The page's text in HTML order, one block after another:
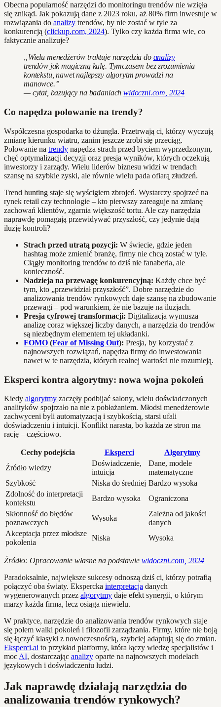
Obecna popularność narzędzi do monitoringu trendów nie wzięła
się znikąd. Jak pokazują dane z 2023 roku, aż 80% firm inwestuje w
rozwiązania do analizy trendów, by nie zostać w tyle za
konkurencją (clickup.com, 2024). Tylko czy każda firma wie, co
faktycznie analizuje?
„Wielu menedżerów traktuje narzędzia do analizy
trendów jak magiczną kulę. Tymczasem bez zrozumienia
kontekstu, nawet najlepszy algorytm prowadzi na
manowce.”
— cytat, bazujący na badaniachwidoczni.com, 2024
Co napędza polowanie na trendy?
Współczesna gospodarka to dżungla. Przetrwają ci, którzy wyczują
zmianę kierunku wiatru, zanim jeszcze zrobi się przeciąg.
Polowanie na trendy napędza strach przed byciem wyprzedzonym,
chęć optymalizacji decyzji oraz presja wyników, których oczekują
inwestorzy i zarządy. Wielu liderów biznesu widzi w trendach
szansę na szybkie zyski, ale równie wielu pada ofiarą złudzeń.
Trend hunting staje się wyścigiem zbrojeń. Wystarczy spojrzeć na
rynek retail czy technologie – kto pierwszy zareaguje na zmianę
zachowań klientów, zgarnia większość tortu. Ale czy narzędzia
naprawdę pomagają przewidywać przyszłość, czy jedynie dają
iluzję kontroli?
Strach przed utratą pozycji: W świecie, gdzie jeden
hashtag może zmienić branżę, firmy nie chcą zostać w tyle.
Ciągły monitoring trendów to dziś nie fanaberia, ale
konieczność.
Nadzieja na przewagę konkurencyjną: Każdy chce być
tym, kto „przewidział przyszłość”. Dobre narzędzie do
analizowania trendów rynkowych daje szansę na zbudowanie
przewagi – pod warunkiem, że nie bazuje na iluzjach.
Presja cyfrowej transformacji: Digitalizacja wymusza
analizę coraz większej liczby danych, a narzędzia do trendów
są niezbędnym elementem tej układanki.
FOMO (Fear of Missing Out): Presja, by korzystać z
najnowszych rozwiązań, napędza firmy do inwestowania
nawet w te narzędzia, których realnej wartości nie rozumieją.
Eksperci kontra algorytmy: nowa wojna pokoleń
Kiedy algorytmy zaczęły podbijać salony, wielu doświadczonych
analityków spojrzało na nie z pobłażaniem. Młodsi menedżerowie
zachwyceni byli automatyzacją i szybkością, starsi ufali
doświadczeniu i intuicji. Konflikt narasta, bo każda ze stron ma
rację – częściowo.
Cechy podejścia Eksperci
Algorytmy
Źródło wiedzy
Doświadczenie,
intuicja
Dane, modele
matematyczne
Szybkość
Niska do średniej Bardzo wysoka
Zdolność do interpretacji
kontekstu
Bardzo wysoka
Ograniczona
Skłonność do błędów
poznawczych
Wysoka
Zależna od jakości
danych
Akceptacja przez młodsze
pokolenia
Niska Wysoka
Źródło: Opracowanie własne na podstawie widoczni.com, 2024
Paradoksalnie, największe sukcesy odnoszą dziś ci, którzy potrafią
połączyć oba światy. Ekspercka interpretacja danych
wygenerowanych przez algorytmy daje efekt synergii, o którym
marzy każda firma, lecz osiąga niewielu.
W praktyce, narzędzie do analizowania trendów rynkowych staje
się polem walki pokoleń i filozofii zarządzania. Firmy, które nie boją
się łączyć klasyki z nowoczesnością, szybciej adaptują się do zmian.
Eksperci.ai to przykład platformy, która łączy wiedzę specjalistów i
moc AI, dostarczając analizy oparte na najnowszych modelach
językowych i doświadczeniu ludzi.
Jak naprawdę działają narzędzia do
analizowania trendów rynkowych?